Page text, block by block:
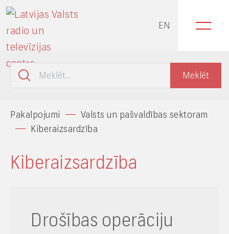
EN
Pakalpojumi
Valsts un pašvaldības sektoram
Kiberaizsardzība
Kiberaizsardzība
Drošības operāciju